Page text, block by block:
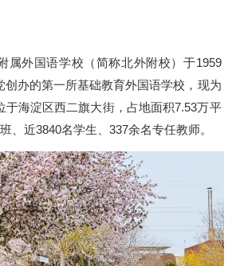
属外国语学校（简称北外附校）于1959
创办的第一所基础教育外国语学校，现为
于海淀区西二旗大街，占地面积7.53万平
、近3840名学生、337余名专任教师。